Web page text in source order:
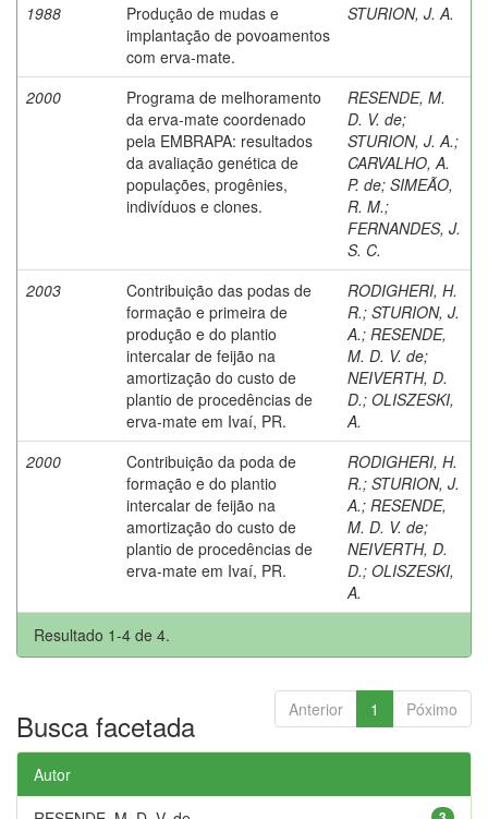
1988
Produção de mudas e
implantação de povoamentos
com erva-mate.
STURION, J. A.
2000
Programa de melhoramento
da erva-mate coordenado
pela EMBRAPA: resultados
da avaliação genética de
populações, progênies,
indivíduos e clones.
RESENDE, M.
D. V. de;
STURION, J. A.;
CARVALHO, A.
P. de; SIMEÃO,
R. M.;
FERNANDES, J.
S. C.
2003
Contribuição das podas de
formação e primeira de
produção e do plantio
intercalar de feijão na
amortização do custo de
plantio de procedências de
erva-mate em Ivaí, PR.
RODIGHERI, H.
R.; STURION, J.
A.; RESENDE,
M. D. V. de;
NEIVERTH, D.
D.; OLISZESKI,
A.
2000
Contribuição da poda de
formação e do plantio
intercalar de feijão na
amortização do custo de
plantio de procedências de
erva-mate em Ivaí, PR.
RODIGHERI, H.
R.; STURION, J.
A.; RESENDE,
M. D. V. de;
NEIVERTH, D.
D.; OLISZESKI,
A.
Resultado 1-4 de 4.
Anterior 1 Póximo
Busca facetada
Autor